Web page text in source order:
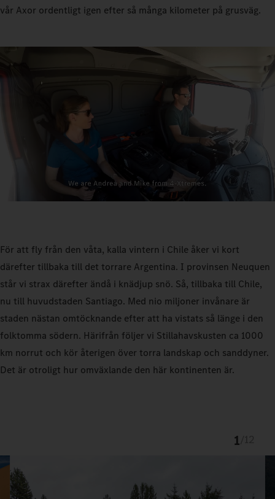
vår Axor ordentligt igen efter så många kilometer på grusväg.
För att fly från den våta, kalla vintern i Chile åker vi kort
därefter tillbaka till det torrare Argentina. I provinsen Neuquen
står vi strax därefter ändå i knädjup snö. Så, tillbaka till Chile,
nu till huvudstaden Santiago. Med nio miljoner invånare är
staden nästan omtöcknande efter att ha vistats så länge i den
folktomma södern. Härifrån följer vi Stillahavskusten ca 1000
km norrut och kör återigen över torra landskap och sanddyner.
Det är otroligt hur omväxlande den här kontinenten är.
1